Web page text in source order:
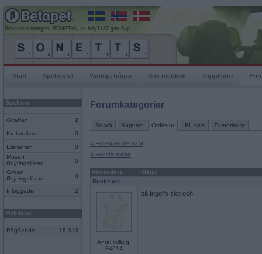
Senaste rullningen, SONETtS, av billy1337 gav 64p
Start Spelregler Vanliga frågor Sök medlem Topplistor
Spelrum
Giraffen 2
Krokodilen 0
Elefanten
0
Musen
Böjningslistan
0
Grisen
Böjningslistan
0
Inloggade 2
Mobilspel
Pågående 18 313
Forumkategorier
Snack Support Ordlekar IRL-spel Turneringar
« Föregående sida
« Första sidan
Användare
Inlägg
Ruckzuck
Antal inlägg:
34614
på Ingolfs sko och